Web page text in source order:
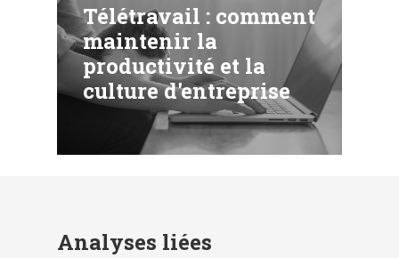
Télétravail : comment
maintenir la
productivité et la
culture d'entreprise
Analyses liées